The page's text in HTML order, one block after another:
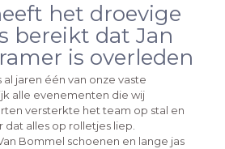
het droevige
bereikt dat Jan
is overleden
al jaren één van onze vaste
alle evenementen die wij
versterkte het team op stal en
alles op rolletjes liep.
Bommel schoenen en lange jas